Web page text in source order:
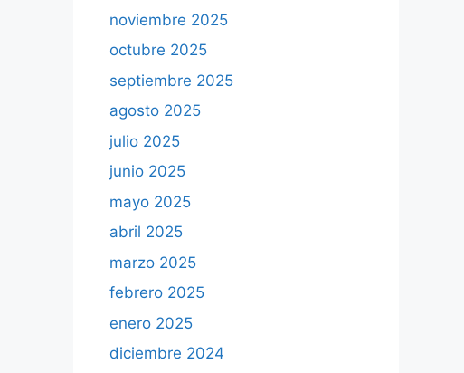
noviembre 2025
octubre 2025
septiembre 2025
agosto 2025
julio 2025
junio 2025
mayo 2025
abril 2025
marzo 2025
febrero 2025
enero 2025
diciembre 2024